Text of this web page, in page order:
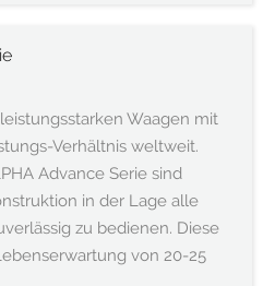
Waagen mit
Verhältnis weltweit.
Advance Serie sind
in der Lage alle
zu bedienen. Diese
von 20-25